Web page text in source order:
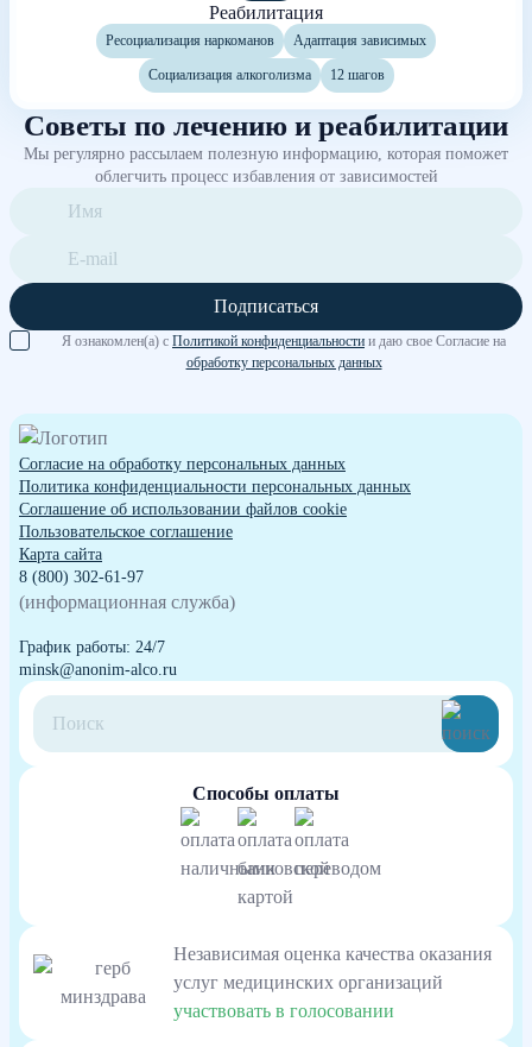
Реабилитация
Ресоциализация наркоманов Адаптация зависимых
Социализация алкоголизма 12 шагов
Советы по лечению и реабилитации
Мы регулярно рассылаем полезную информацию, которая поможет
облегчить процесс избавления от зависимостей
Подписаться
Я ознакомлен(а) с Политикой конфиденциальности и даю свое Согласие на
обработку персональных данных
Согласие на обработку персональных данных
Политика конфиденциальности персональных данных
Cоглашение об использовании файлов cookie
Пользовательское соглашение
Карта сайта
8 (800) 302-61-97
(информационная служба)
График работы: 24/7
minsk@anonim-alco.ru
Способы оплаты
Независимая оценка качества оказания
услуг медицинских организаций
участвовать в голосовании